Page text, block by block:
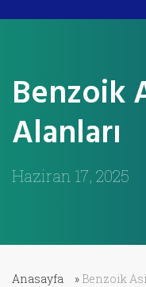
Benzoik
Alanları
Haziran 17, 2025
Anasayfa » Benzoik